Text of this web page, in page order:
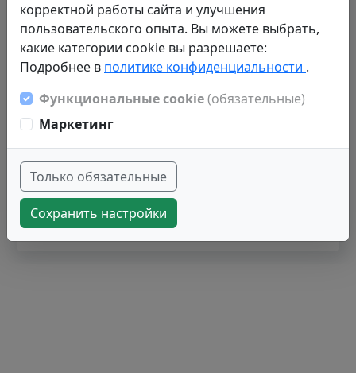
7
2281485
000109007
8
1944228
000106496
10
Записи с 1 до 10 из 19 записей
1
корректной работы сайта и улучшения
пользовательского опыта. Вы можете выбрать,
какие категории cookie вы разрешаете:
Подробнее в политике конфиденциальности .
Функциональные cookie(обязательные)
Маркетинг
Только обязательные
Сохранить настройки